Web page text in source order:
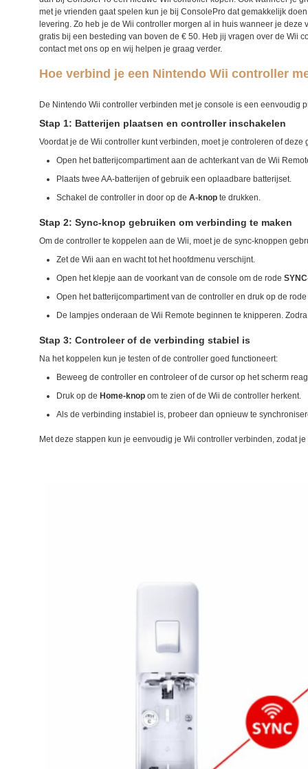
met je vrienden gaat spelen kun je bij ConsolePro dat gemakkelijk
levering. Zo heb je de Wii controller morgen al in huis wanneer je
gratis bij een besteding van boven de € 50. Heb jij vragen over de Wii
contact met ons op en wij helpen je graag verder.
Hoe verbind je een Nintendo Wii controller
De Nintendo Wii controller verbinden met je console is een eenvoudig
Stap 1: Batterijen plaatsen en controller inschakelen
Voordat je de Wii controller kunt verbinden, moet je controleren of deze
Open het batterijcompartiment aan de achterkant van de Wii
Plaats twee AA-batterijen of gebruik een oplaadbare batterijset.
Schakel de controller in door op de A-knop te drukken.
Stap 2: Sync-knop gebruiken om verbinding te maken
Om de controller te koppelen aan de Wii, moet je de sync-knoppen
Zet de Wii aan en wacht tot het hoofdmenu verschijnt.
Open het klepje aan de voorkant van de console om de rode
Open het batterijcompartiment van de controller en druk op de rode
De lampjes onderaan de Wii Remote beginnen te knipperen.
Stap 3: Controleer of de verbinding stabiel is
Na het koppelen kun je testen of de controller goed functioneert:
Beweeg de controller en controleer of de cursor op het scherm
Druk op de Home-knop om te zien of de Wii de controller herkent.
Als de verbinding instabiel is, probeer dan opnieuw te
Met deze stappen kun je eenvoudig je Wii controller verbinden, zodat